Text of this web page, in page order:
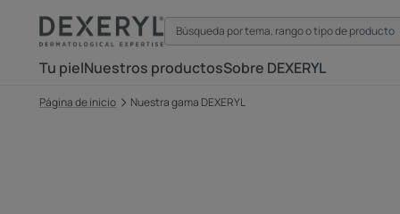
Tu pielNuestros productosSobre DEXERYL
Página de inicio Nuestra gama DEXERYL